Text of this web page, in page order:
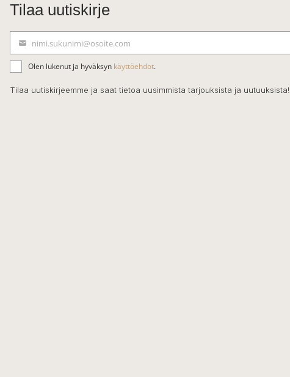
Tilaa uutiskirje
ä
h
k
nimi.sukunimi@osoite.com
Olen lukenut ja hyväksyn käyttöehdot.
Tilaa uutiskirjeemme ja saat tietoa uusimmista tarjouksista ja uutuuksista!